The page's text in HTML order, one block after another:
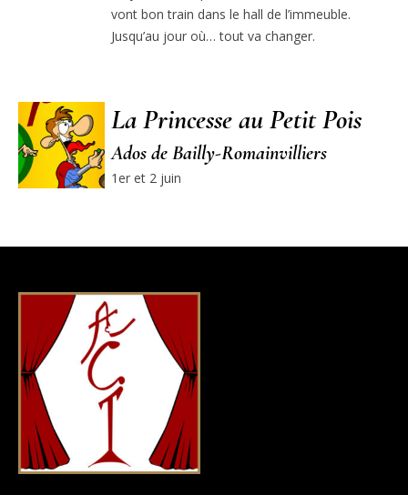
vont bon train dans le hall de l’immeuble.
Jusqu’au jour où… tout va changer.
La Princesse au Petit Pois
Ados de Bailly-Romainvilliers
1er et 2 juin